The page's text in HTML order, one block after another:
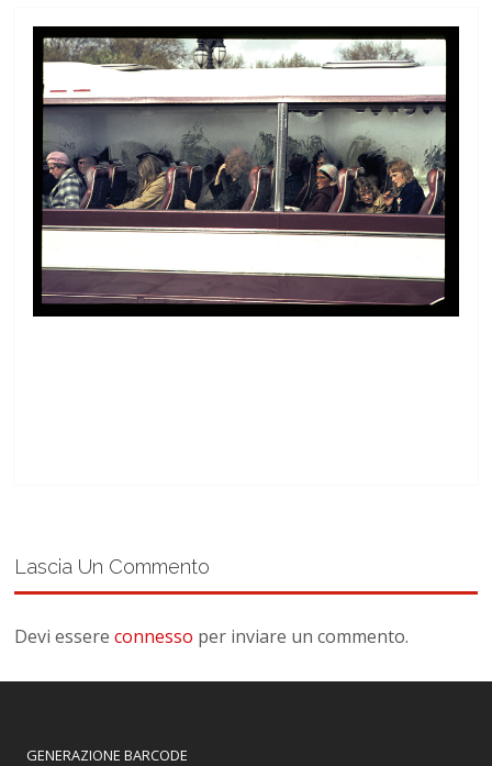
Lascia Un Commento
Devi essereconnesso per inviare un commento.
GENERAZIONE BARCODE